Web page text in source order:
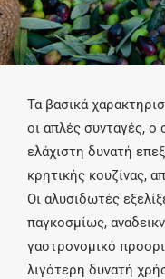
Τα βασικά
οι απλές συνταγές, ο
ελάχιστη δυνατή
κρητικής κουζίνας,
Οι αλυσιδωτές
παγκοσμίως,
γαστρονομικό
λιγότερη δυνατή